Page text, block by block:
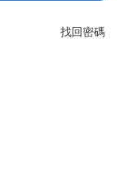
找回密碼